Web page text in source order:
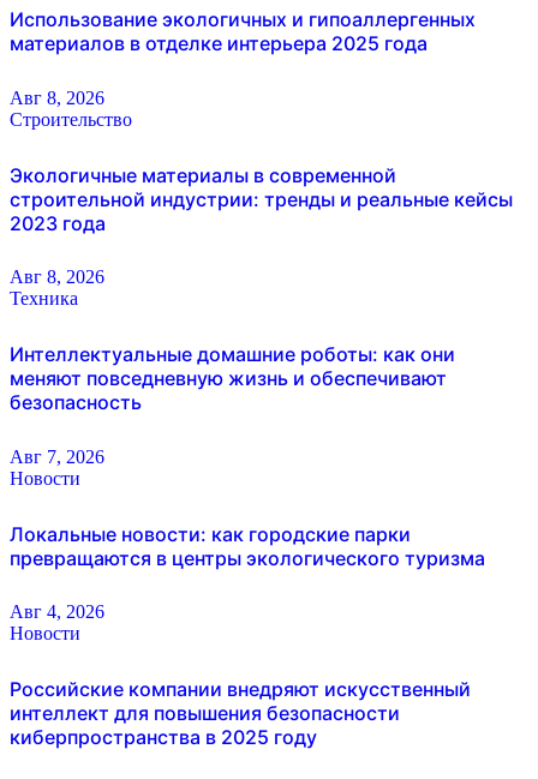
Использование экологичных и гипоаллергенных
материалов в отделке интерьера 2025 года
Авг 8, 2026
Строительство
Экологичные материалы в современной
строительной индустрии: тренды и реальные кейсы
2023 года
Авг 8, 2026
Техника
Интеллектуальные домашние роботы: как они
меняют повседневную жизнь и обеспечивают
безопасность
Авг 7, 2026
Новости
Локальные новости: как городские парки
превращаются в центры экологического туризма
Авг 4, 2026
Новости
Российские компании внедряют искусственный
интеллект для повышения безопасности
киберпространства в 2025 году